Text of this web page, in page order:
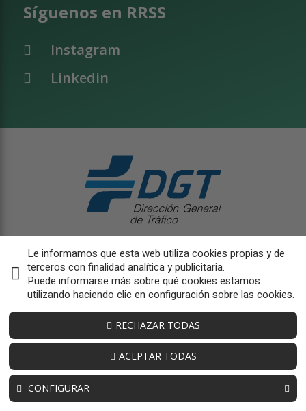
Síguenos en RRSS
Instagram
Linkedin
Le informamos que esta web utiliza cookies propias y de
terceros con finalidad analítica y publicitaria.
Puede informarse más sobre qué cookies estamos
utilizando haciendo clic en configuración sobre las cookies.
CONFIGURAR
RECHAZAR TODAS
ACEPTAR TODAS